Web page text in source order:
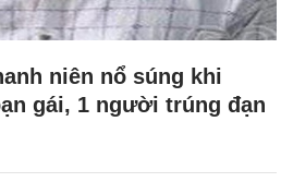
niên nổ súng khi
gái, 1 người trúng đạn